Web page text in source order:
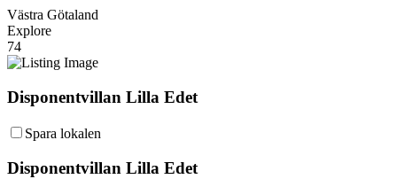
Västra Götaland
Explore
74
Disponentvillan Lilla Edet
Spara lokalen
Disponentvillan Lilla Edet